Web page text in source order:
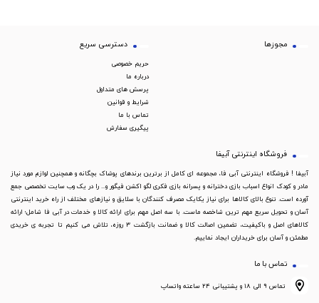
مجوزها دسترسی سریع
حریم خصوصی
درباره ما
پرسش های متداول
شرایط و قوانین
تماس با ما
پیگیری سفارش
فروشگاه اینترنتی آبیفا
آبیفا ! فروشگاه اینترنتی آبی فا، مجموعه ای کامل از برترین برندهای پوشاک بچگانه و همچنین لوازم مورد نیاز
مادر و کودک انواع اسباب بازی دخترانه و پسرانه بازی فکری لگو اکشن فیگور و... را در یک وب سایت تخصصی جمع
آورده است. تنوع بالای کالاها برای نیاز یکایک مصرف کنندگان با سلایق و نیازهای مختلف از راه خرید اینترنتی
آسان و تحویل سریع مهم ترین شاخصه ماست. با سه اصل مهم برای ارائه کالا و خدمات در آبی فا شامل؛ ارائه
کالاهای اصل و باکیفیت، تضمین اصالت کالا و ضمانت بازگشت 3 روزه، تلاش می کنیم تا تجربه ی خریدی
مطمئن و آسان برای خریداران ایجاد نماییم.
تماس با ما
تماس ۹ الی ۱۸ و پشتیبانی ۲۴ ساعته واتساپ